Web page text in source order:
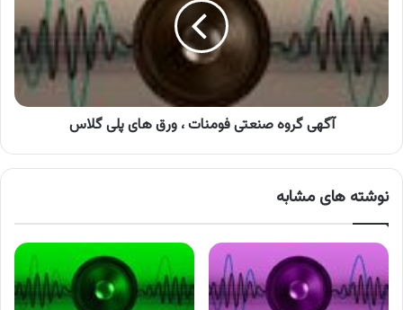
فومنات
،
ورق
های
پلی
گلاس
آگهی گروه صنعتی فومنات ، ورق های پلی گلاس
نوشته های مشابه